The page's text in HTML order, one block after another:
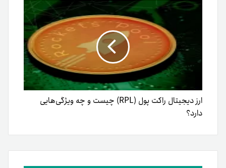
ارز دیجیتال راکت پول (RPL) چیست و چه ویژگی‌هایی
دارد؟